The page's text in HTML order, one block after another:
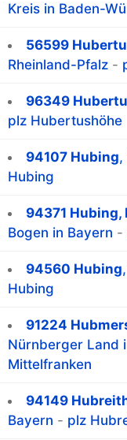
Kreis in Baden-
56599
Rheinland-Pfalz -
96349
plz Hubertushöhe
94107 Hubing,
Hubing
94371 Hubing,
Bogen in Bayern -
94560 Hubing
Hubing
91224
Nürnberger Land
Mittelfranken
94149
Bayern - plz